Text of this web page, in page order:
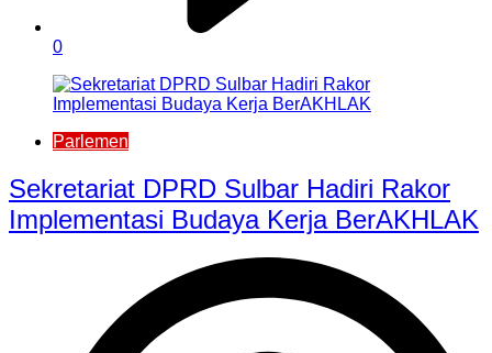
0
Parlemen
Sekretariat DPRD Sulbar Hadiri Rakor
Implementasi Budaya Kerja BerAKHLAK